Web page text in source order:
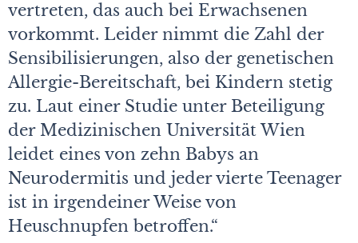
vertreten, das auch bei Erwachsenen
vorkommt. Leider nimmt die Zahl der
Sensibilisierungen, also der genetischen
Allergie-Bereitschaft, bei Kindern stetig
zu. Laut einer Studie unter Beteiligung
der Medizinischen Universität Wien
leidet eines von zehn Babys an
Neurodermitis und jeder vierte Teenager
ist in irgendeiner Weise von
Heuschnupfen betroffen.“